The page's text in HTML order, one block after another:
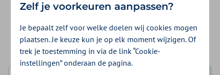
Wat kan ik zelf doen bij lichte mentale klachten,
zoals stress, piekeren of slaapproblemen?
Zelf je voorkeuren aanpassen?
Je bepaalt zelf voor welke doelen wij cookies mogen
plaatsen. Je keuze kun je op elk moment wijzigen. Of
trek je toestemming in via de link “Cookie-
instellingen” onderaan de pagina.